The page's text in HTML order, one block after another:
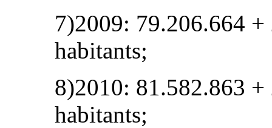
7)2009: 79.206.664
habitants;
8)2010: 81.582.863
habitants;